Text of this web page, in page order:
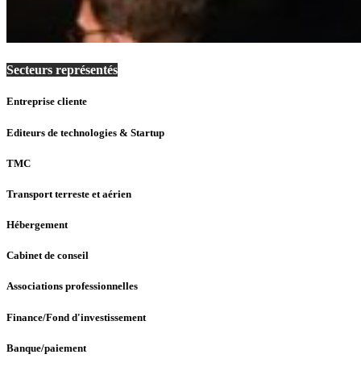
Secteurs représentés
Entreprise cliente
Editeurs de technologies & Startup
TMC
Transport terreste et aérien
Hébergement
Cabinet de conseil
Associations professionnelles
Finance/Fond d'investissement
Banque/paiement